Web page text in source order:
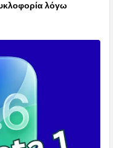
λόγω